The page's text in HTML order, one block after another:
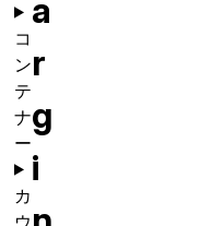
a
r
g
i
コ
ン
テ
ナ
ー
カ
ウ